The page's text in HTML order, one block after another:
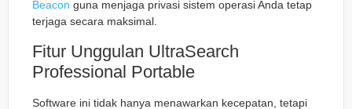
Beacon guna menjaga privasi sistem operasi Anda tetap
terjaga secara maksimal.
Fitur Unggulan UltraSearch
Professional Portable
Software ini tidak hanya menawarkan kecepatan, tetapi